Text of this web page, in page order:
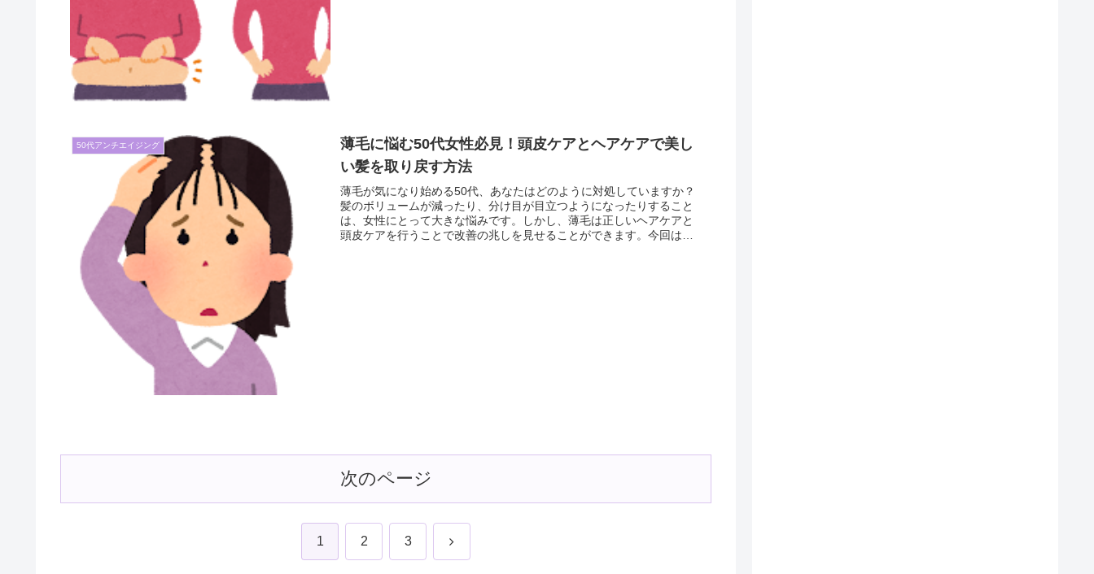
50代アンチエイジング
薄毛に悩む50代女性必見！頭皮ケアとヘアケアで美し
い髪を取り戻す方法
薄毛が気になり始める50代、あなたはどのように対処していますか？
髪のボリュームが減ったり、分け目が目立つようになったりすること
は、女性にとって大きな悩みです。しかし、薄毛は正しいヘアケアと
頭皮ケアを行うことで改善の兆しを見せることができます。今回は、
次のページ
1 2 3 次